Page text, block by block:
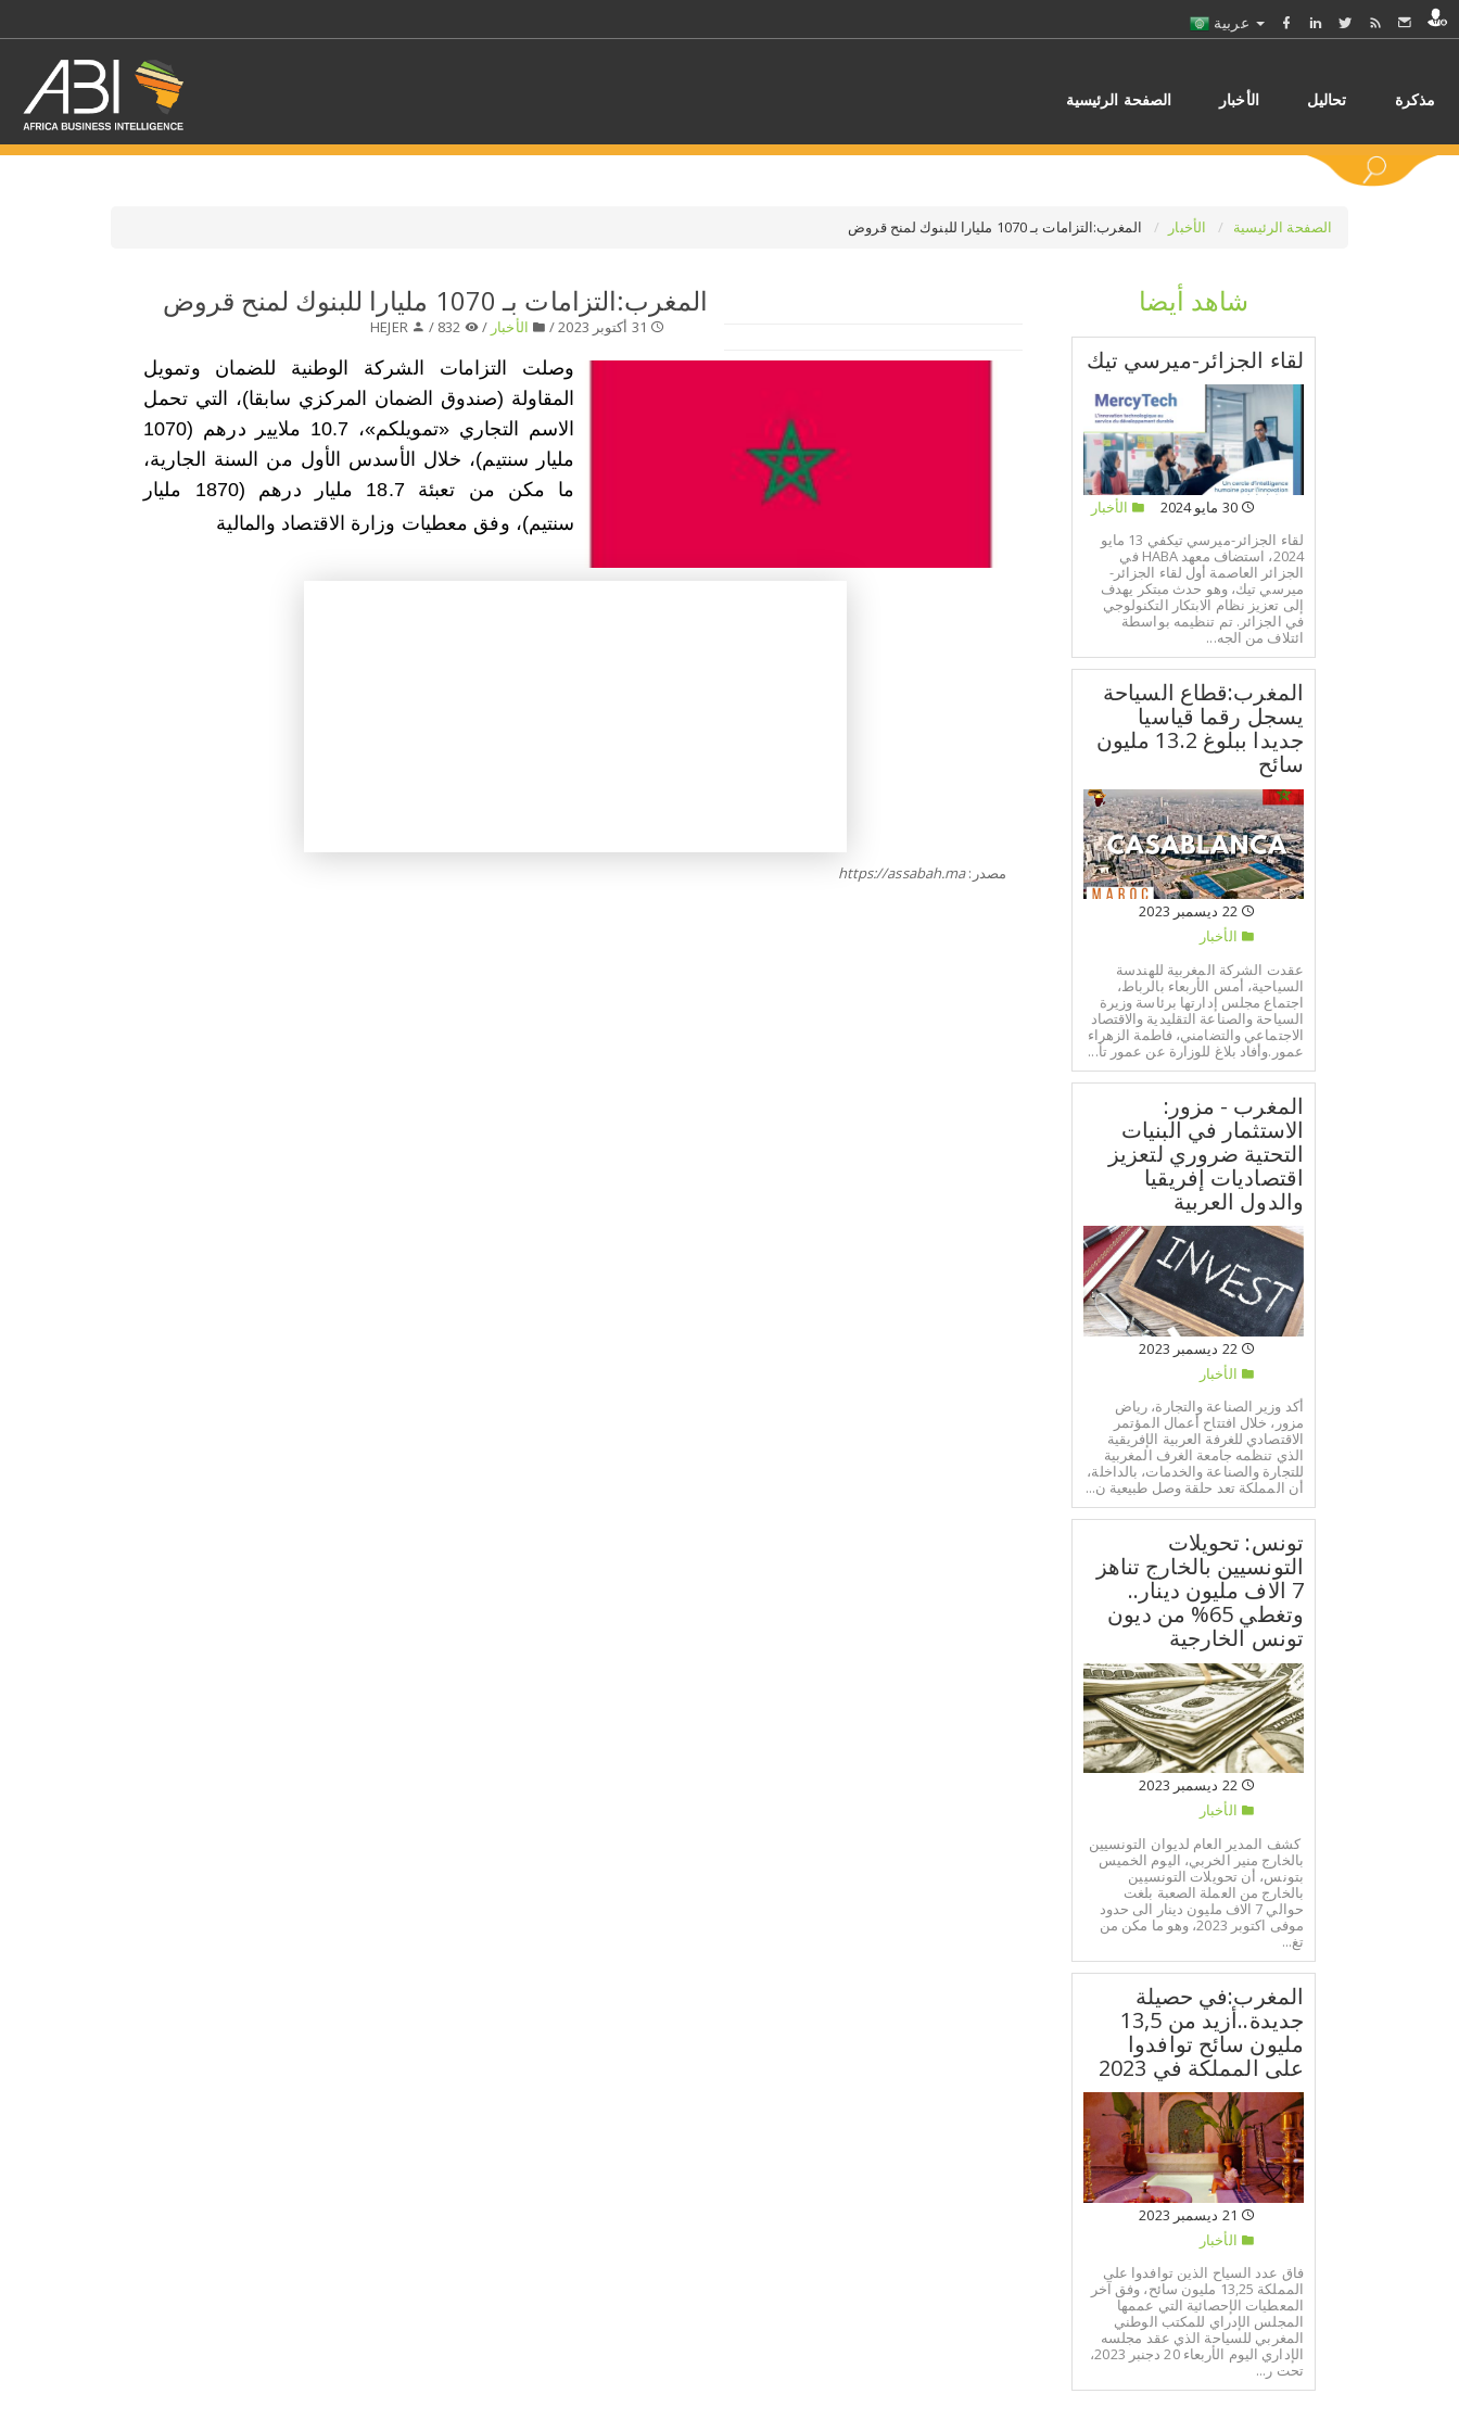
الصفحة الرئيسية الأخبار تحاليل مذكرة
اختر قطاع / القطاعات
حدد الفرع
الصفحة الرئيسية الأخبار المغرب:التزامات بـ 1070 مليارا للبنوك لمنح قروض
المغرب:التزامات بـ 1070 مليارا للبنوك لمنح قروض
الأخبار /
وصلت التزامات الشركة الوطنية للضمان وتمويل
المقاولة (صندوق الضمان المركزي سابقا)، التي تحمل
الاسم التجاري «تمويلكم»، 10.7 ملايير درهم (1070
مليار سنتيم)، خلال الأسدس الأول من السنة الجارية،
ما مكن من تعبئة 18.7 مليار درهم (1870 مليار
سنتيم)، وفق معطيات وزارة الاقتصاد والمالية
مصدر:https://assabah.ma
شاهد أيضا
لقاء الجزائر-ميرسي تيك
30 مايو 2024
الأخبار
لقاء الجزائر-ميرسي تيكفي 13 مايو
2024، استضاف معهد HABA في
الجزائر العاصمة أول لقاء الجزائر-
ميرسي تيك، وهو حدث مبتكر يهدف
إلى تعزيز نظام الابتكار التكنولوجي
في الجزائر. تم تنظيمه بواسطة
ائتلاف من الجه...
المغرب:قطاع السياحة
يسجل رقما قياسيا
جديدا ببلوغ 13.2 مليون
سائح
22 ديسمبر 2023
الأخبار
عقدت الشركة المغربية للهندسة
السياحية، أمس الأربعاء بالرباط،
اجتماع مجلس إدارتها برئاسة وزيرة
السياحة والصناعة التقليدية والاقتصاد
الاجتماعي والتضامني، فاطمة الزهراء
عمور.وأفاد بلاغ للوزارة عن عمور تأ...
المغرب - مزور:
الاستثمار في البنيات
التحتية ضروري لتعزيز
اقتصاديات إفريقيا
والدول العربية
الأخبار
أكد وزير الصناعة والتجارة، رياض
مزور، خلال افتتاح أعمال المؤتمر
الاقتصادي للغرفة العربية الإفريقية
الذي تنظمه جامعة الغرف المغربية
للتجارة والصناعة والخدمات، بالداخلة،
أن المملكة تعد حلقة وصل طبيعية ن...
تونس: تحويلات
التونسيين بالخارج تناهز
7 الاف مليون دينار..
وتغطي 65% من ديون
تونس الخارجية
22 ديسمبر 2023
الأخبار
كشف المدير العام لديوان التونسيين
بالخارج منير الخربي، اليوم الخميس
بتونس، أن تحويلات التونسيين
بالخارج من العملة الصعبة بلغت
حوالي 7 الاف مليون دينار الى حدود
موفى اكتوبر 2023، وهو ما مكن من
تغ...
المغرب:في حصيلة
جديدة..أزيد من 13,5
مليون سائح توافدوا
على المملكة في 2023
الأخبار
فاق عدد السياح الذين توافدوا على
المملكة 13,25 مليون سائح، وفق آخر
المعطيات الإحصائية التي عممها
المجلس الإدراي للمكتب الوطني
المغربي للسياحة الذي عقد مجلسه
الإداري اليوم الأربعاء 20 دجنبر 2023،
تحت ر...